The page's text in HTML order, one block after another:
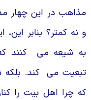
در اين چهار
نه كمتر؟ بنابر اين،
شيعه مى كنند كه
مى كند. بلكه
چرا اهل بيت را كنار